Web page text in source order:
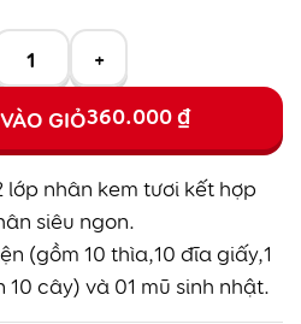
+
GIỎ360.000₫
lớp nhân kem tươi kết hợp
siêu ngon.
(gồm 10 thìa,10 đĩa giấy,1
cây) và 01 mũ sinh nhật.